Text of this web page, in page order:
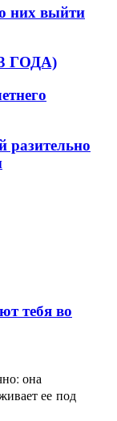
них выйти
ГОДА)
тебя во
она
ее под